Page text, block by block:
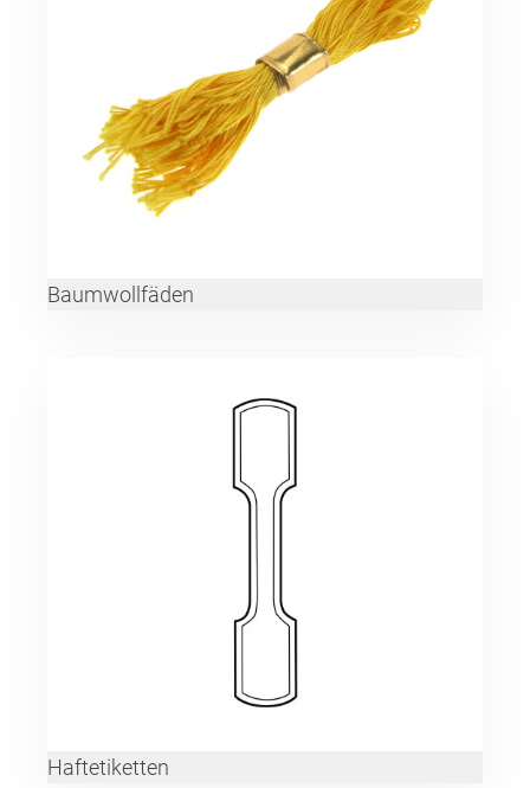
Baumwollfäden
Haftetiketten